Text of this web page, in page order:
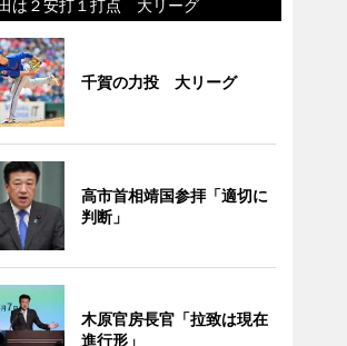
は２安打１打点 大リーグ
千賀の力投 大リーグ
高市首相靖国参拝「適切に
判断」
木原官房長官「拉致は現在
進行形」